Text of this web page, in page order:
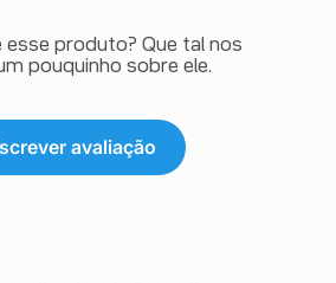
esse produto? Que tal nos
pouquinho sobre ele.
avaliação